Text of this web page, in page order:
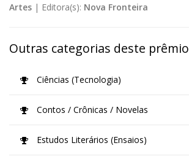
Artes | Editora(s): Nova Fronteira
Outras categorias deste prêmio
Ciências (Tecnologia)
Contos / Crônicas / Novelas
Estudos Literários (Ensaios)